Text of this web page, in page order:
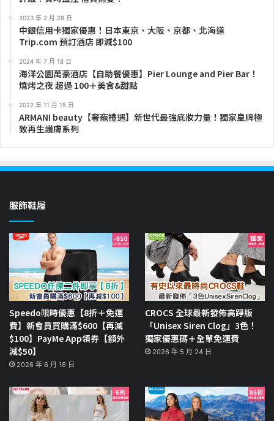
2023 年 2 月 28 日
中銀信用卡獨家優惠！日本東京、大阪、京都、北海道
Trip.com 預訂酒店 即減$100
2024 年 7 月 18 日
海洋公園萬豪酒店【自助餐優惠】Pier Lounge and Pier Bar！
燒烤之夜 超過 100＋美食&甜點
2022 年 11 月 15 日
ARMANI beauty【奢寵禮遇】新世代最強底妝力量！獨家皇牌極
致再生護膚系列
服飾鞋履
Speedo限時優惠【8折＋免運
費】新會員買購滿$600【再減
$100】PayMe App領券【額外
減$50】
2026 年 6 月 16 日
CROCS 全球最新發佈高踭版
「Unisex Siren Clog」3色！
獨家優惠碼＋全單免運費
2026 年 5 月 24 日